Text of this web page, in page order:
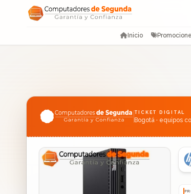
Saltar al contenido
Inicio
TICKET DIGITAL
Bogotá · equipos